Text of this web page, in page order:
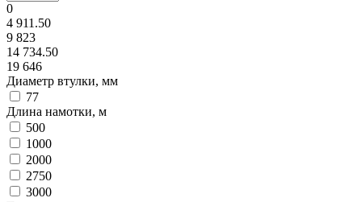
0
4 911.50
9 823
14 734.50
19 646
Диаметр втулки, мм
77
Длина намотки, м
500
1000
2000
2750
3000